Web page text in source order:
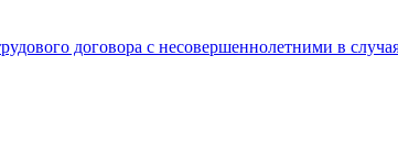
договора с несовершеннолетними в